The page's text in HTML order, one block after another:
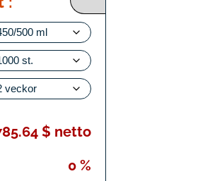
$ netto
0 %